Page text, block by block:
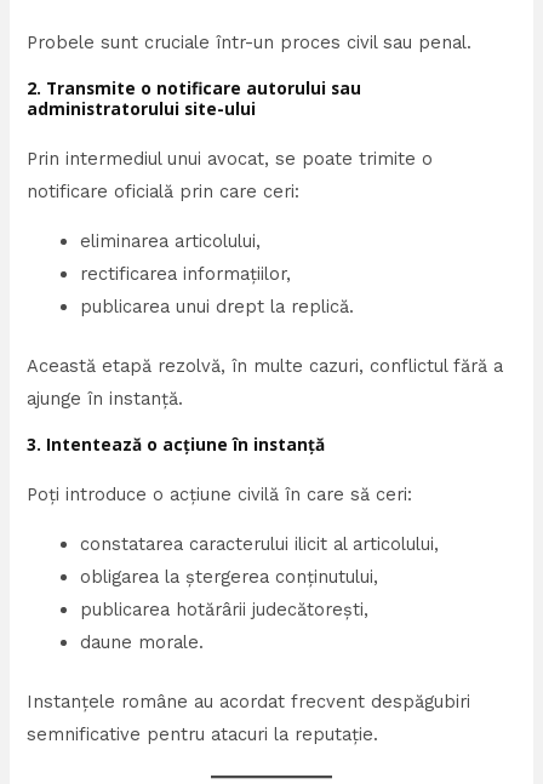
Probele sunt cruciale într-un proces civil sau penal.
2. Transmite o notificare autorului sau
administratorului site-ului
Prin intermediul unui avocat, se poate trimite o
notificare oficială prin care ceri:
eliminarea articolului,
rectificarea informațiilor,
publicarea unui drept la replică.
Această etapă rezolvă, în multe cazuri, conflictul fără a
ajunge în instanță.
3. Intentează o acțiune în instanță
Poți introduce o acțiune civilă în care să ceri:
constatarea caracterului ilicit al articolului,
obligarea la ștergerea conținutului,
publicarea hotărârii judecătorești,
daune morale.
Instanțele române au acordat frecvent despăgubiri
semnificative pentru atacuri la reputație.